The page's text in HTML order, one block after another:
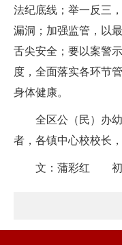
法纪底线；举一反三
漏洞；加强监管，以
舌尖安全；要以案警
度，全面落实各环节
身体健康。
全区公（民）办
者，各镇中心校校长
文：蒲彩红 初